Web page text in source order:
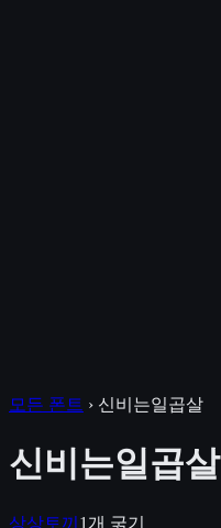
모든 폰트 › 신비는일곱살
신비는일곱살
상상토끼 1 개 굵기